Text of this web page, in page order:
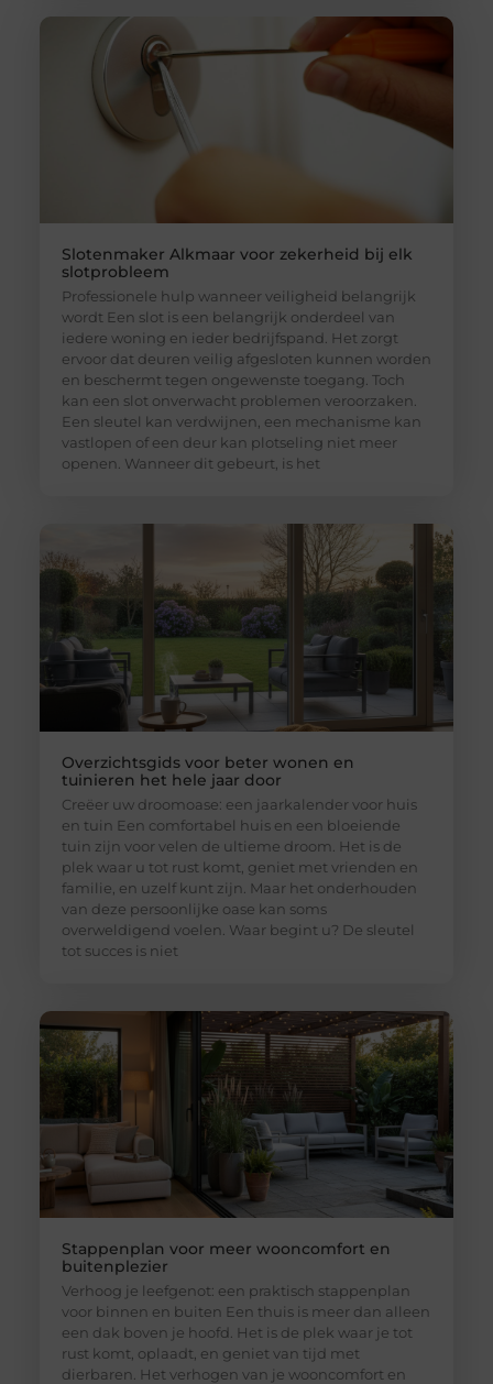
Slotenmaker Alkmaar voor zekerheid bij elk
slotprobleem
Professionele hulp wanneer veiligheid belangrijk
wordt Een slot is een belangrijk onderdeel van
iedere woning en ieder bedrijfspand. Het zorgt
ervoor dat deuren veilig afgesloten kunnen worden
en beschermt tegen ongewenste toegang. Toch
kan een slot onverwacht problemen veroorzaken.
Een sleutel kan verdwijnen, een mechanisme kan
vastlopen of een deur kan plotseling niet meer
openen. Wanneer dit gebeurt, is het
Overzichtsgids voor beter wonen en
tuinieren het hele jaar door
Creëer uw droomoase: een jaarkalender voor huis
en tuin Een comfortabel huis en een bloeiende
tuin zijn voor velen de ultieme droom. Het is de
plek waar u tot rust komt, geniet met vrienden en
familie, en uzelf kunt zijn. Maar het onderhouden
van deze persoonlijke oase kan soms
overweldigend voelen. Waar begint u? De sleutel
tot succes is niet
Stappenplan voor meer wooncomfort en
buitenplezier
Verhoog je leefgenot: een praktisch stappenplan
voor binnen en buiten Een thuis is meer dan alleen
een dak boven je hoofd. Het is de plek waar je tot
rust komt, oplaadt, en geniet van tijd met
dierbaren. Het verhogen van je wooncomfort en